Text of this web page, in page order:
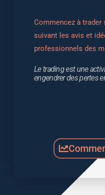
Commencez à trader
suivant les avis et
professionnels des
Le trading est une
engendrer des pertes